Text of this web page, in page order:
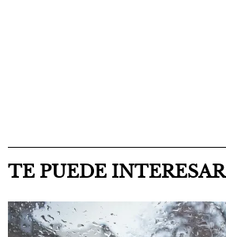
TE PUEDE INTERESAR